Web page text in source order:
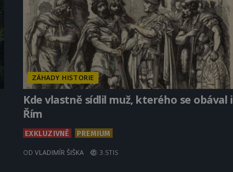
ZÁHADY HISTORIE
Kde vlastně sídlil muž, kterého se obával i
Řím
EXKLUZIVNĚ PREMIUM
OD VLADIMÍR ŠIŠKA 3.5TIS